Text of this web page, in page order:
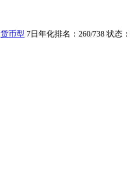
货币型 7日年化排名： 260/738 状态：